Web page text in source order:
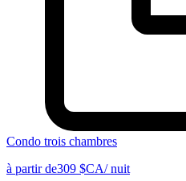
Condo trois chambres
à partir de309 $CA/ nuit